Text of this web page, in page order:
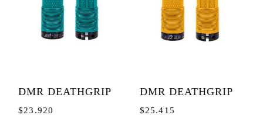
DMR DEATHGRIP
TRIBE
$23.920
DMR DEATHGRIP
GUL YELLOW
$25.415